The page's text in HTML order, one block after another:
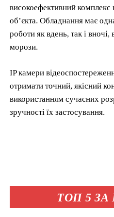
ТОП 5 ЗА
високоефективний комплекс
обʼєкта. Обладнання має
роботи як вдень, так і
морози.
IP камери
отримати точний, якісний
використанням сучасних
зручності їх застосування.